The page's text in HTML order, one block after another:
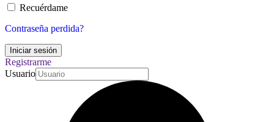
Recuérdame
Contraseña perdida?
Registrarme
Usuario